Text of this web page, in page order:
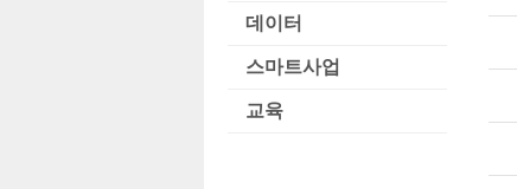
데이터
스마트사업
교육